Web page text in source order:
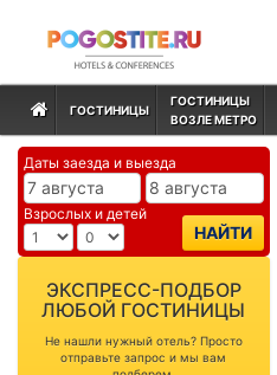
ГОСТИНИЦЫ
ГОСТИНИЦЫ
ВОЗЛЕ МЕТРО
Даты заезда и выезда
Взрослых и детей
НАЙТИ
ЭКСПРЕСС-ПОДБОР
ЛЮБОЙ ГОСТИНИЦЫ
Не нашли нужный отель? Просто
отправьте запрос и мы вам